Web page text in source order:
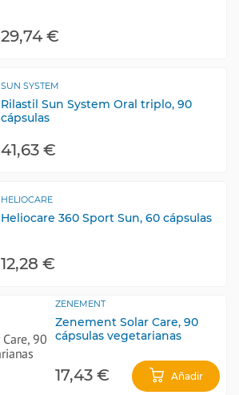
29,74 €
SUN SYSTEM
Rilastil Sun System Oral triplo, 90
cápsulas
41,63 €
HELIOCARE
Heliocare 360 Sport Sun, 60 cápsulas
12,28 €
ZENEMENT
Zenement Solar Care, 90
cápsulas vegetarianas
17,43 € Añadir